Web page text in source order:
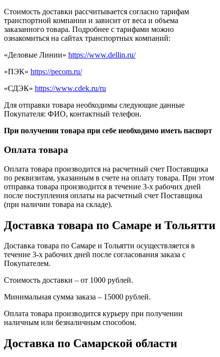
Стоимость доставки рассчитывается согласно тарифам
транспортной компании и зависит от веса и объема
заказанного товара. Подробнее с тарифами можно
ознакомиться на сайтах транспортных компаний:
«Деловые Линии» https://www.dellin.ru/
«ПЭК» https://pecom.ru/
«СДЭК» https://www.cdek.ru/ru
Для отправки товара необходимы следующие данные
Покупателя: ФИО, контактный телефон.
При получении товара при себе необходимо иметь паспорт
Оплата товара
Оплата товара производится на расчетный счет Поставщика
по реквизитам, указанным в счете на оплату товара. При этом
отправка товара производится в течение 3-х рабочих дней
после поступления оплаты на расчетный счет Поставщика
(при наличии товара на складе).
Доставка товара по Самаре и Тольятти
Доставка товара по Самаре и Тольятти осуществляется в
течение 3-х рабочих дней после согласования заказа с
Покупателем.
Стоимость доставки – от 1000 рублей.
Минимальная сумма заказа – 15000 рублей.
Оплата товара производится курьеру при получении
наличным или безналичным способом.
Доставка по Самарской области